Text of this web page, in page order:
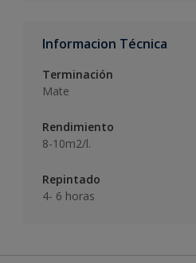
Informacion Técnica
Terminación
Mate
Rendimiento
8-10m2/l.
Repintado
4- 6 horas